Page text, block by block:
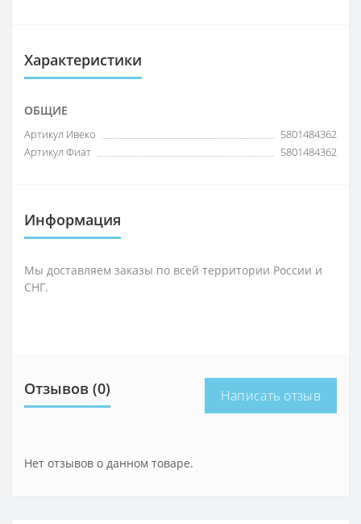
Характеристики
ОБЩИЕ
Артикул Ивеко
5801484362
Артикул Фиат
5801484362
Информация
Мы доставляем заказы по всей территории России и
СНГ.
Отзывов (0) Написать отзыв
Нет отзывов о данном товаре.